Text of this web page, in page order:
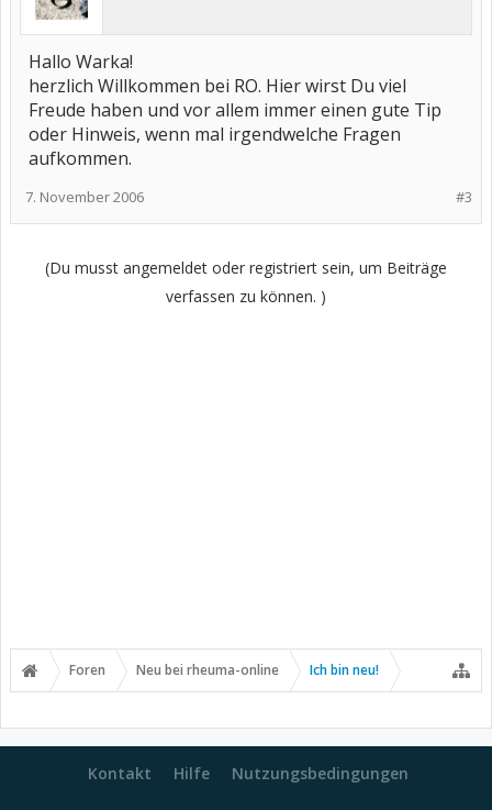
Hallo Warka!
herzlich Willkommen bei RO. Hier wirst Du viel
Freude haben und vor allem immer einen gute Tip
oder Hinweis, wenn mal irgendwelche Fragen
aufkommen.
#3
7. November 2006
(Du musst angemeldet oder registriert sein, um Beiträge
verfassen zu können. )
Foren Neu bei rheuma-online Ich bin neu!
Kontakt Hilfe Nutzungsbedingungen